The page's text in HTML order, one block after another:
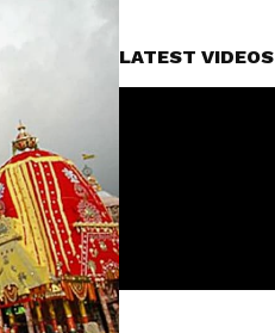
LATEST VIDEOS